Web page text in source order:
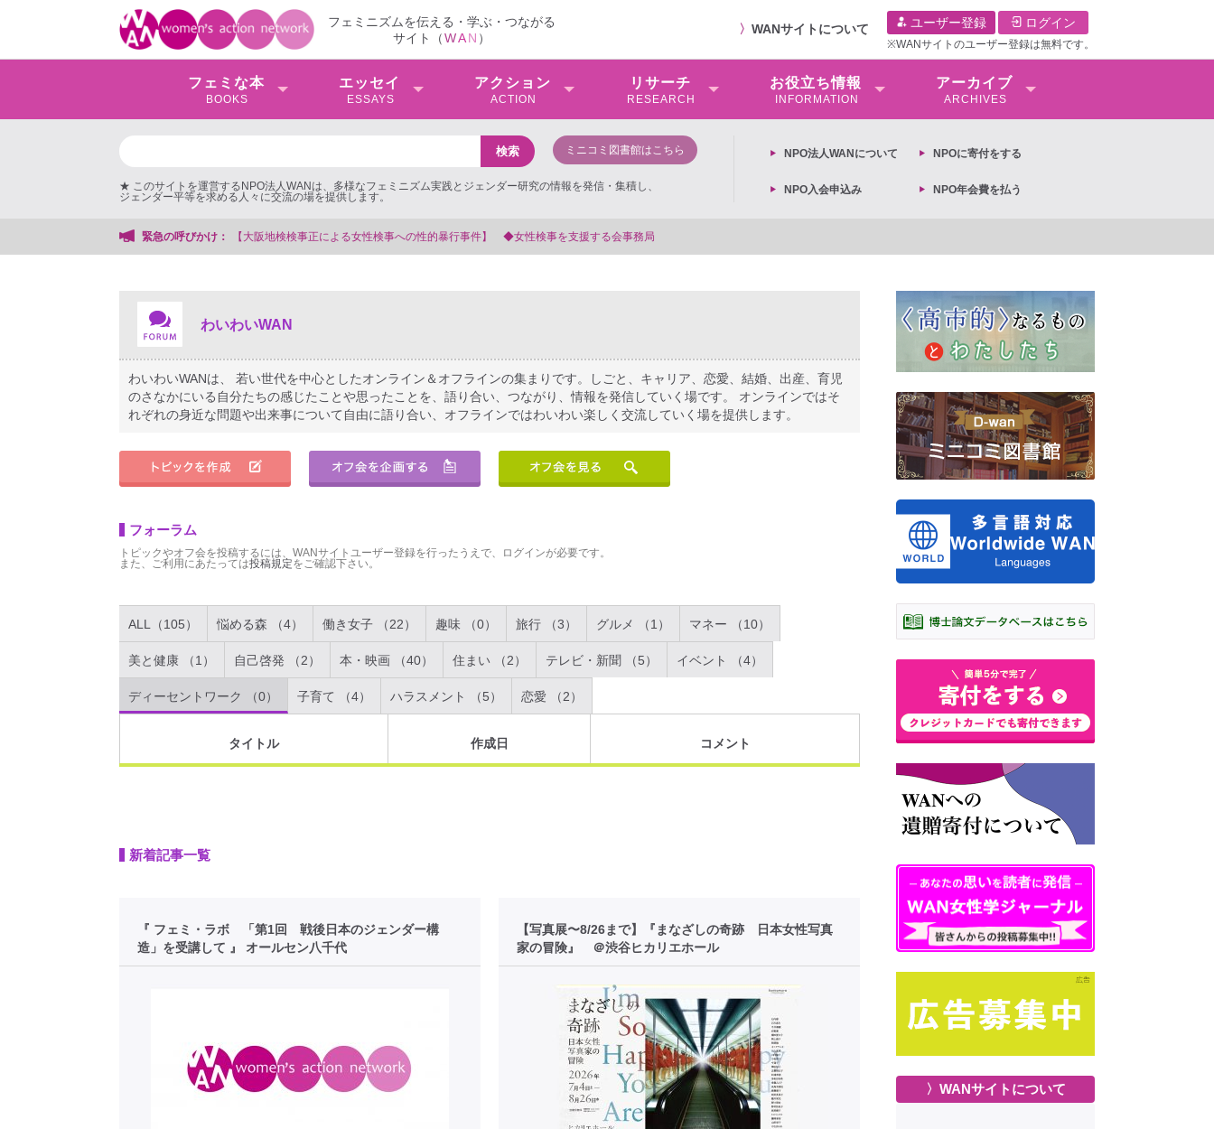
フェミニズムを伝える・学ぶ・つながる
サイト（WAN ）
〉 WANサイトについて ユーザー登録 ログイン
※WANサイトのユーザー登録は無料です。
フェミな本
BOOKS
エッセイ
ESSAYS
アクション
ACTION
リサーチ
RESEARCH
お役⽴ち情報
INFORMATION
アーカイブ
ARCHIVES
ミニコミ図書館はこちら
★ このサイトを運営するNPO法人WANは、多様なフェミニズム実践とジェンダー研究の情報を発信・集積し、
ジェンダー平等を求める人々に交流の場を提供します。
NPO法⼈WANについて NPOに寄付をする
NPO入会申込み NPO年会費を払う
緊急の呼びかけ： 【抗議文】2026年3月13日第6次男女共同参画基本計画の閣議決定への抗議文 ◆女性差別撤廃条約実現アクション 亀永能布子
わいわいWAN
わいわいWANは、 若い世代を中心としたオンライン＆オフラインの集まりです。しごと、キャリア、恋愛、結婚、出産、育児
のさなかにいる自分たちの感じたことや思ったことを、語り合い、つながり、情報を発信していく場です。 オンラインではそ
れぞれの身近な問題や出来事について自由に語り合い、オフラインではわいわい楽しく交流していく場を提供します。
フォーラム
トピックやオフ会を投稿するには、WANサイトユーザー登録を行ったうえで、ログインが必要です。
また、ご利用にあたっては投稿規定をご確認下さい。
ALL（105） 悩める森 （4） 働き女子 （22） 趣味 （0） 旅行 （3） グルメ （1） マネー （10）
美と健康 （1） 自己啓発 （2） 本・映画 （40） 住まい （2） テレビ・新聞 （5） イベント （4）
ディーセントワーク （0） 子育て （4） ハラスメント （5） 恋愛 （2）
タイトル 作成日 コメント
新着記事一覧
『 フェミ・ラボ 「第1回 戦後日本のジェンダー構
造」を受講して 』 オールセン八千代
【写真展〜8/26まで】『まなざしの奇跡 日本女性写真
家の冒険』 ＠渋谷ヒカリエホール
〉WANサイトについて